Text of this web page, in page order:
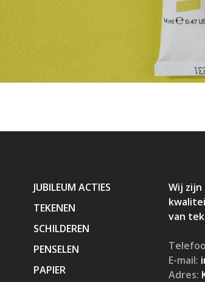
JUBILEUM ACTIES
TEKENEN
SCHILDEREN
PENSELEN
PAPIER
Wij zijn
van
E-mail:
Adres: